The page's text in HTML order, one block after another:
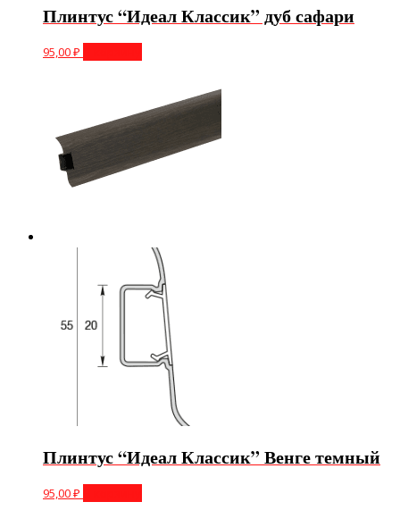
Плинтус “Идеал Классик” дуб сафари
95,00₽
Плинтус “Идеал Классик” Венге темный
95,00₽